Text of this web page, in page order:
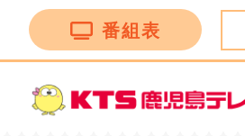
番組表
っとバカりハカってみた! 17:25